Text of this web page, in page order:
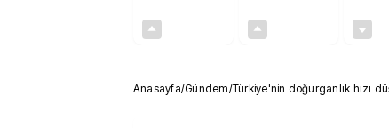
Anasayfa/Gündem/Türkiye'nin doğurganlık hızı